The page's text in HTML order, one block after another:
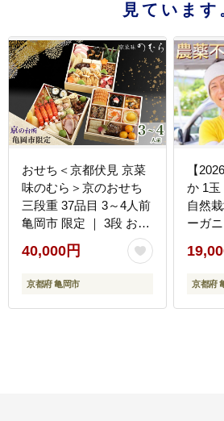
見ています
おせち＜京都伏見 京菜
味のむら＞京のおせち
三段重 37品目 3～4人前
亀岡市 限定 ｜ 3段 お節
2027 予約 おせち料理
冷凍 数量限定 御節 亀岡
牛 ローストビーフ ※離
さと納税おせち
40,000円
京都府 亀岡市
【
か 1玉
自然
ーガ
りお
頃よ
離島
京都府